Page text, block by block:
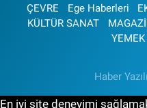
ÇEVRE
Ege Haberleri
KÜLTÜR SANAT
YEMEK
Haber
En iyi site deneyimi